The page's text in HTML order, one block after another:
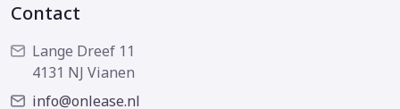
Contact
Lange Dreef 11
4131 NJ Vianen
info@onlease.nl